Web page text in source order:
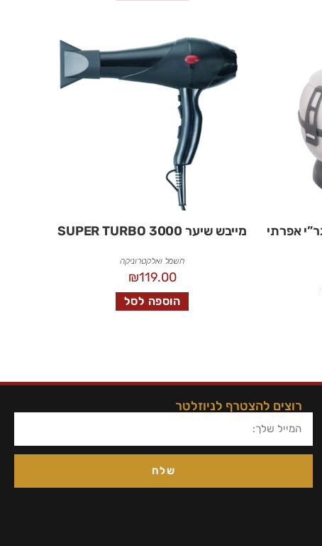
אפרתי
מייבש שיער SUPER TURBO 3000
חשמל ואלקטרוניקה
₪119.00
הוספה לסל
רוצים להצטרף לניוזלטר
שלח